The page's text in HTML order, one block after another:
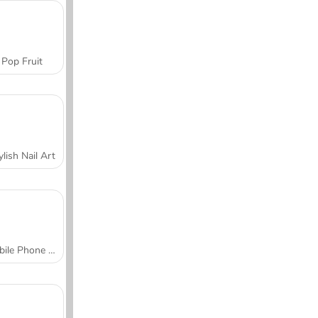
Pop Fruit
Nail Art
Mobile Phone Case Design & DIY